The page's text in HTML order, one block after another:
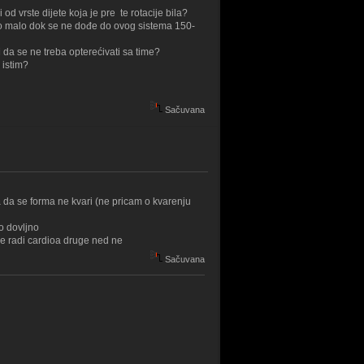
od vrste dijete koja je pre te rotacije bila?
dok se ne dođe do ovog sistema 150-
se ne treba opterećivati sa time?
istim?
Sačuvana
se forma ne kvari (ne pricam o kvarenju
dovljno
radi cardioa druge ned ne
Sačuvana